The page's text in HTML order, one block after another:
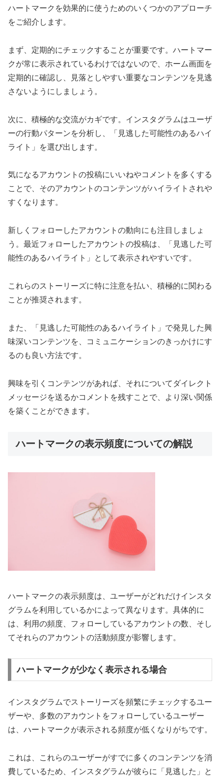
ハートマークを効果的に使うためのいくつかのアプローチ
をご紹介します。
まず、定期的にチェックすることが重要です。ハートマー
クが常に表示されているわけではないので、ホーム画面を
定期的に確認し、見落としやすい重要なコンテンツを見逃
さないようにしましょう。
次に、積極的な交流がカギです。インスタグラムはユーザ
ーの行動パターンを分析し、「見逃した可能性のあるハイ
ライト」を選び出します。
気になるアカウントの投稿にいいねやコメントを多くする
ことで、そのアカウントのコンテンツがハイライトされや
すくなります。
新しくフォローしたアカウントの動向にも注目しましょ
う。最近フォローしたアカウントの投稿は、「見逃した可
能性のあるハイライト」として表示されやすいです。
これらのストーリーズに特に注意を払い、積極的に関わる
ことが推奨されます。
また、「見逃した可能性のあるハイライト」で発見した興
味深いコンテンツを、コミュニケーションのきっかけにす
るのも良い方法です。
興味を引くコンテンツがあれば、それについてダイレクト
メッセージを送るかコメントを残すことで、より深い関係
を築くことができます。
ハートマークの表示頻度についての解説
ハートマークの表示頻度は、ユーザーがどれだけインスタ
グラムを利用しているかによって異なります。具体的に
は、利用の頻度、フォローしているアカウントの数、そし
てそれらのアカウントの活動頻度が影響します。
ハートマークが少なく表示される場合
インスタグラムでストーリーズを頻繁にチェックするユー
ザーや、多数のアカウントをフォローしているユーザー
は、ハートマークが表示される頻度が低くなりがちです。
これは、これらのユーザーがすでに多くのコンテンツを消
費しているため、インスタグラムが彼らに「見逃した」と